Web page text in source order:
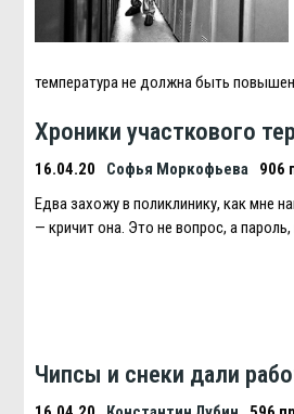
температура не должна быть
Хроники участкового
16.04.20 Софья Моркофьева
906
Eдва захожу в поликлинику, как мне
— кричит она. Это не вопрос, а
Чипсы и снеки дали